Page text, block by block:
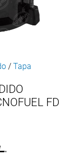
/ Tapa
FD